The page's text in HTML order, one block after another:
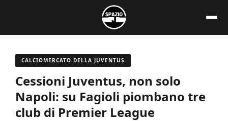
contenuto
CALCIOMERCATO DELLA JUVENTUS
Cessioni Juventus, non solo
Napoli: su Fagioli piombano tre
club di Premier League